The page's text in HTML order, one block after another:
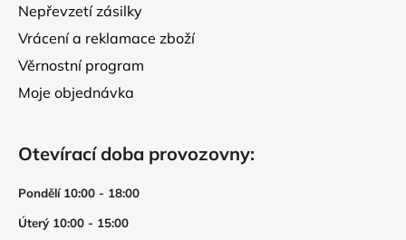
Nepřevzetí zásilky
Vrácení a reklamace zboží
Věrnostní program
Moje objednávka
Otevírací doba provozovny:
Pondělí 10:00 - 18:00
Úterý 10:00 - 15:00